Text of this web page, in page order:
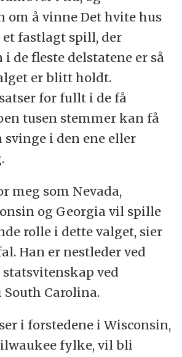
om å vinne Det hvite hus
fastlagt spill, der
de fleste delstatene er så
er blitt holdt.
for fullt i de få
tusen stemmer kan få
i den ene eller
meg som Nevada,
og Georgia vil spille
rolle i dette valget, sier
Han er nestleder ved
ved
Carolina.
i forstedene i Wisconsin,
fylke, vil bli